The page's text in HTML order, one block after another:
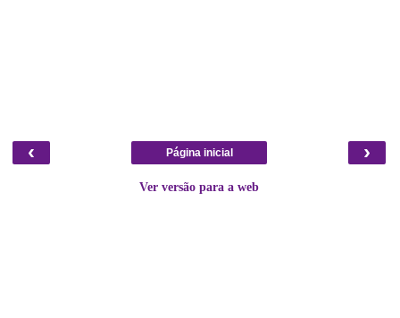
‹ ›
Página inicial
Ver versão para a web